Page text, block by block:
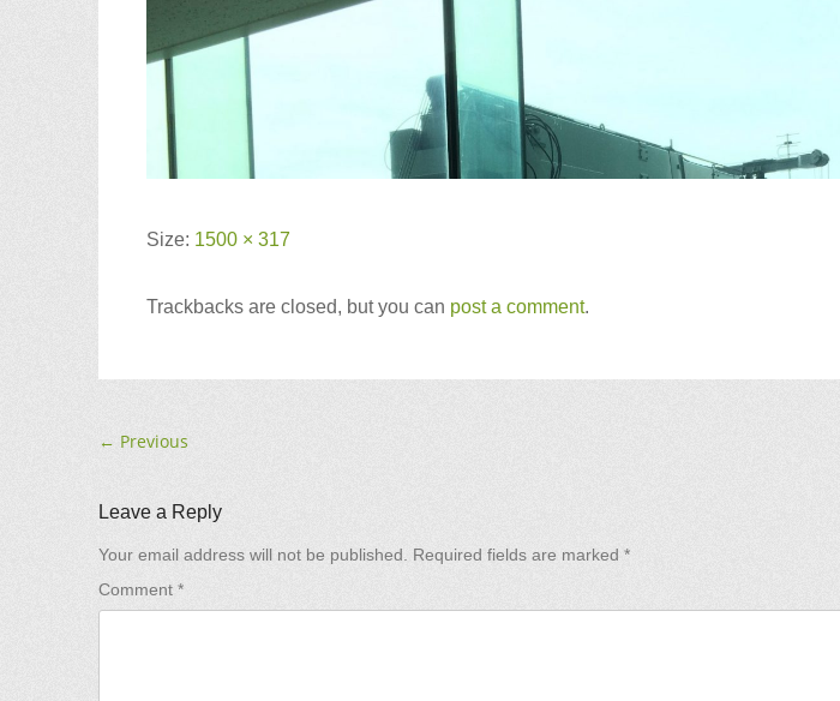
Size: 1500 × 317
Trackbacks are closed, but you can post a comment.
← Previous
Leave a Reply
Your email address will not be published. Required fields are marked *
Comment *